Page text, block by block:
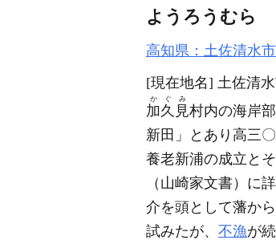
ようろうむら
高知県：土佐清水市
[現在地名] 土佐清
加久見
かぐみ
村内の海岸
新田」とあり高三〇
養老新浦の成立と
（山崎家文書） に
介を頭として藩か
試みたが、 不漁が